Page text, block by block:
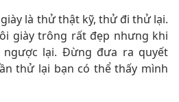
là thử thật kỹ, thử đi thử lại.
giày trông rất đẹp nhưng khi
lại. Đừng đưa ra quyết
thử lại bạn có thể thấy mình